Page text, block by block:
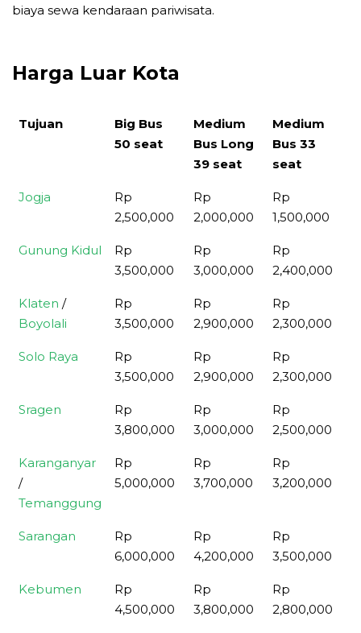
biaya sewa kendaraan pariwisata.
Harga Luar Kota
Tujuan
Big Bus
50 seat
Medium
Bus Long
39 seat
Medium
Bus 33
seat
Tujuan
Big Bus
50 seat
Medium
Bus Long
Medium
Bus 33
Jogja
Rp
2,500,000
Rp
2,000,000
Rp
1,500,000
Gunung Kidul
Rp
3,500,000
Rp
3,000,000
Rp
2,400,000
Klaten /
Boyolali
Rp
3,500,000
Rp
2,900,000
Rp
2,300,000
Solo Raya
Rp
3,500,000
Rp
2,900,000
Rp
2,300,000
Sragen
Rp
3,800,000
Rp
3,000,000
Rp
2,500,000
Karanganyar
/
Temanggung
Rp
5,000,000
Rp
3,700,000
Rp
3,200,000
Sarangan
Rp
6,000,000
Rp
4,200,000
Rp
3,500,000
Kebumen
Rp
4,500,000
Rp
3,800,000
Rp
2,800,000